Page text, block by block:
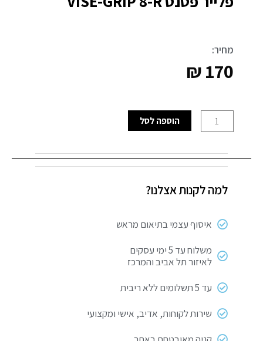
מחיר:
₪170
של
פטנט
GRIP
הוספה לסל
למה לקנות אצלנו?
איסוף עצמי בתיאום מראש
משלוח עד 5 ימי עסקים
לאיזור תל אביב והמרכז
עד 5 תשלומים ללא ריבית
שירות לקוחות, אדיב, אישי ומקצועי